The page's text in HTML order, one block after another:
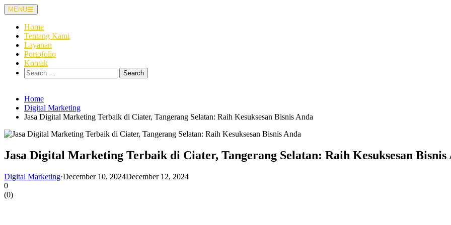
Skip
to
content
MENU
Home
Tentang Kami
Layanan
Portofolio
Kontak
Search
for:
Home
Digital Marketing
Jasa Digital Marketing Terbaik di Ciater, Tangerang Selatan: Raih Kesuksesan Bisnis Anda
Jasa Digital Marketing Terbaik di Ciater, Tangerang Selatan: Raih Kesuksesan Bisnis
Digital Marketing·December 10, 2024December 12, 2024
0
(0)